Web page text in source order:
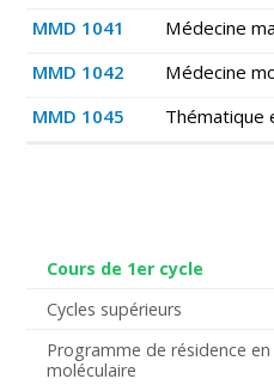
Cours de 1er cycle
Cycles supérieurs
Programme de résidence
moléculaire
MMD 1041
Médecine
MMD 1042
Médecine
MMD 1045
Thématique